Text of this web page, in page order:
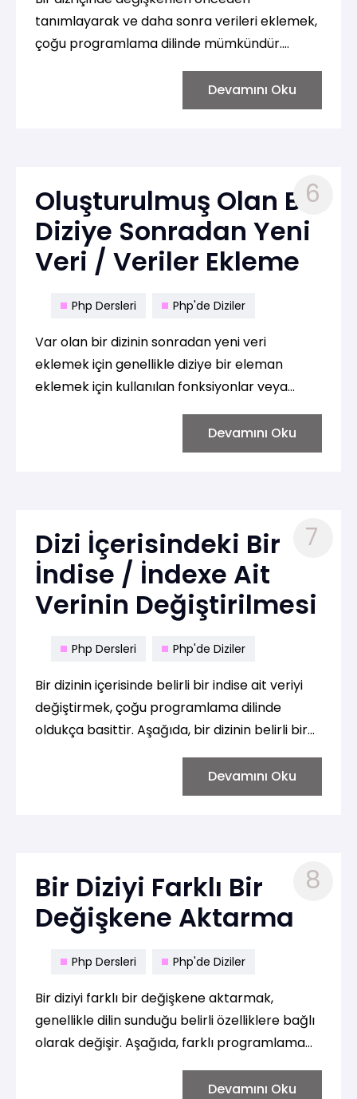
tanımlayarak ve daha sonra verileri eklemek,
çoğu programlama dilinde mümkündür.
Devamını Oku
Oluşturulmuş Olan Bir
Diziye Sonradan Yeni
Veri / Veriler Ekleme
6
Php Dersleri Php'de Diziler
Var olan bir dizinin sonradan yeni veri
eklemek için genellikle diziye bir eleman
eklemek için kullanılan fonksiyonlar veya
programlama dillerinde bir dizinin sonuna yeni
veri eklemek için kullanılan yöntemleri
Devamını Oku
Dizi İçerisindeki Bir
İndise / İndexe Ait
Verinin Değiştirilmesi
7
Php Dersleri Php'de Diziler
Bir dizinin içerisinde belirli bir indise ait veriyi
değiştirmek, çoğu programlama dilinde
oldukça basittir. Aşağıda, bir dizinin belirli bir
Devamını Oku
Bir Diziyi Farklı Bir
Değişkene Aktarma
8
Php Dersleri Php'de Diziler
Bir diziyi farklı bir değişkene aktarmak,
genellikle dilin sunduğu belirli özelliklere bağlı
olarak değişir. Aşağıda, farklı programlama
aktarmak için kullanılan örnekleriDevamını Oku